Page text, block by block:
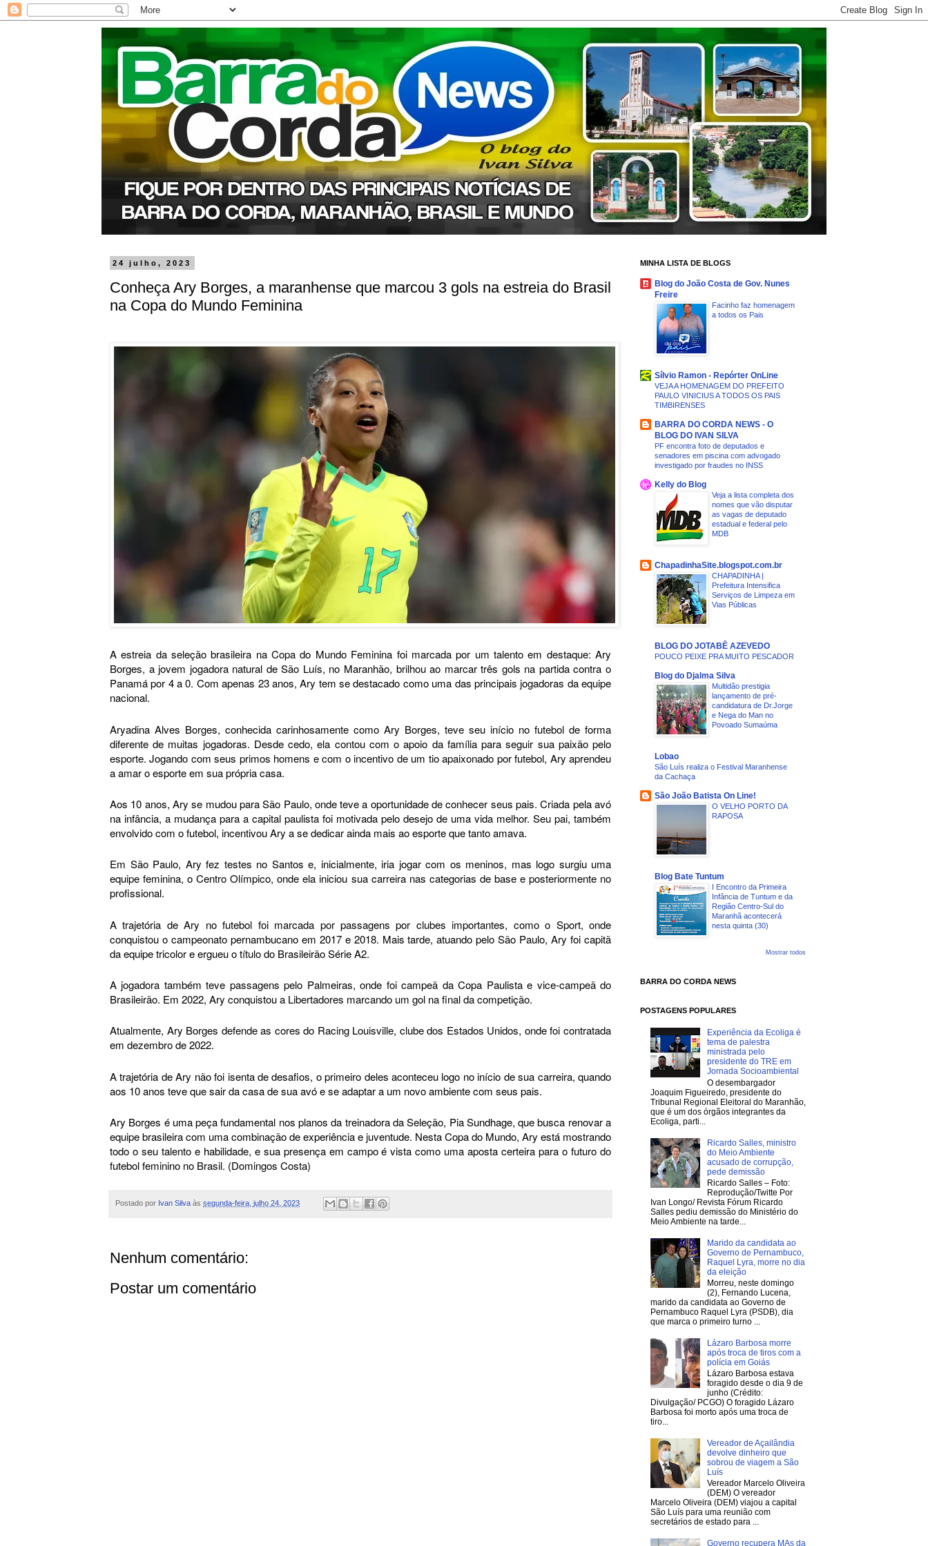
24 julho, 2023
Conheça Ary Borges, a maranhense que marcou 3 gols na estreia do Brasil
na Copa do Mundo Feminina
A estreia da seleção brasileira na Copa do Mundo Feminina foi marcada por um talento em destaque: Ary
Borges, a jovem jogadora natural de São Luís, no Maranhão, brilhou ao marcar três gols na partida contra o
Panamá por 4 a 0. Com apenas 23 anos, Ary tem se destacado como uma das principais jogadoras da equipe
nacional.
Aryadina Alves Borges, conhecida carinhosamente como Ary Borges, teve seu início no futebol de forma
diferente de muitas jogadoras. Desde cedo, ela contou com o apoio da família para seguir sua paixão pelo
esporte. Jogando com seus primos homens e com o incentivo de um tio apaixonado por futebol, Ary aprendeu
a amar o esporte em sua própria casa.
Aos 10 anos, Ary se mudou para São Paulo, onde teve a oportunidade de conhecer seus pais. Criada pela avó
na infância, a mudança para a capital paulista foi motivada pelo desejo de uma vida melhor. Seu pai, também
envolvido com o futebol, incentivou Ary a se dedicar ainda mais ao esporte que tanto amava.
Em São Paulo, Ary fez testes no Santos e, inicialmente, iria jogar com os meninos, mas logo surgiu uma
equipe feminina, o Centro Olímpico, onde ela iniciou sua carreira nas categorias de base e posteriormente no
profissional.
A trajetória de Ary no futebol foi marcada por passagens por clubes importantes, como o Sport, onde
conquistou o campeonato pernambucano em 2017 e 2018. Mais tarde, atuando pelo São Paulo, Ary foi capitã
da equipe tricolor e ergueu o título do Brasileirão Série A2.
A jogadora também teve passagens pelo Palmeiras, onde foi campeã da Copa Paulista e vice-campeã do
Brasileirão. Em 2022, Ary conquistou a Libertadores marcando um gol na final da competição.
Atualmente, Ary Borges defende as cores do Racing Louisville, clube dos Estados Unidos, onde foi contratada
em dezembro de 2022.
A trajetória de Ary não foi isenta de desafios, o primeiro deles aconteceu logo no início de sua carreira, quando
aos 10 anos teve que sair da casa de sua avó e se adaptar a um novo ambiente com seus pais.
Ary Borges é uma peça fundamental nos planos da treinadora da Seleção, Pia Sundhage, que busca renovar a
equipe brasileira com uma combinação de experiência e juventude. Nesta Copa do Mundo, Ary está mostrando
todo o seu talento e habilidade, e sua presença em campo é vista como uma aposta certeira para o futuro do
futebol feminino no Brasil. (Domingos Costa)
Postado por Ivan Silva às segunda-feira, julho 24, 2023
Nenhum comentário:
Postar um comentário
MINHA LISTA DE BLOGS
Blog do João Costa de Gov. Nunes
Freire
Facinho faz homenagem
a todos os Pais
Sílvio Ramon - Repórter OnLine
VEJA A HOMENAGEM DO PREFEITO
PAULO VINICIUS A TODOS OS PAIS
TIMBIRENSES
BARRA DO CORDA NEWS - O
BLOG DO IVAN SILVA
PF encontra foto de deputados e
senadores em piscina com advogado
investigado por fraudes no INSS
Kelly do Blog
Veja a lista completa dos
nomes que vão disputar
as vagas de deputado
estadual e federal pelo
MDB
ChapadinhaSite.blogspot.com.br
CHAPADINHA |
Prefeitura Intensifica
Serviços de Limpeza em
Vias Públicas
BLOG DO JOTABÊ AZEVEDO
POUCO PEIXE PRA MUITO PESCADOR
Blog do Djalma Silva
Multidão prestigia
lançamento de pré-
candidatura de Dr.Jorge
e Nega do Man no
Povoado Sumaúma
Lobao
São Luís realiza o Festival Maranhense
da Cachaça
São João Batista On Line!
O VELHO PORTO DA
RAPOSA
Blog Bate Tuntum
I Encontro da Primeira
Infância de Tuntum e da
Região Centro-Sul do
Maranhã acontecerá
nesta quinta (30)
Mostrar todos
BARRA DO CORDA NEWS
POSTAGENS POPULARES
Experiência da Ecoliga é
tema de palestra
ministrada pelo
presidente do TRE em
Jornada Socioambiental
O desembargador
Joaquim Figueiredo, presidente do
Tribunal Regional Eleitoral do Maranhão,
que é um dos órgãos integrantes da
Ecoliga, parti...
Ricardo Salles, ministro
do Meio Ambiente
acusado de corrupção,
pede demissão
Ricardo Salles – Foto:
Reprodução/Twitte Por
Ivan Longo/ Revista Fórum Ricardo
Salles pediu demissão do Ministério do
Meio Ambiente na tarde...
Marido da candidata ao
Governo de Pernambuco,
Raquel Lyra, morre no dia
da eleição
Morreu, neste domingo
(2), Fernando Lucena,
marido da candidata ao Governo de
Pernambuco Raquel Lyra (PSDB), dia
que marca o primeiro turno ...
Lázaro Barbosa morre
após troca de tiros com a
polícia em Goiás
Lázaro Barbosa estava
foragido desde o dia 9 de
junho (Crédito:
Divulgação/ PCGO) O foragido Lázaro
Barbosa foi morto após uma troca de
tiro...
Vereador de Açailândia
devolve dinheiro que
sobrou de viagem a São
Luís
Vereador Marcelo Oliveira
(DEM) O vereador
Marcelo Oliveira (DEM) viajou a capital
São Luís para uma reunião com
secretários de estado para ...
Governo recupera MAs da